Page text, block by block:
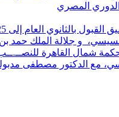
بالثانوي العام إلى 225 درجة
السيسي، و جلالة الملك
شمال القاهرة
مع الدكتور مصطفى